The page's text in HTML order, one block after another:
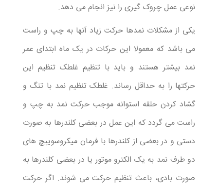
نوعی عمل چروک گیری را نیز انجام می دهد.
یکی از مشکلات نمدها حرکت زیاد آنها به چپ و راست
می باشد که معمولا این حرکات در یک ماه ابتدای عمر
نمد بیشتر هستند و باید با تنظیم غلطک تنظیم این
حرکتها را به حداقل رساند. غلطک تنظیم نمد با تنگ و
گشاد کردن حلقه استوانه موجب حرکت نمد به چپ و
راست می گردد که این عمل در بعضی کلندرها به صورت
دستی و در بعضی از کلندرها با فرمان میکروسوییچ های
دو طرف نمد به یک الکترو موتور یا در بعضی کلندرها به
صورت بادی، باعث تنظیم حرکت می شوند. اگر حرکت